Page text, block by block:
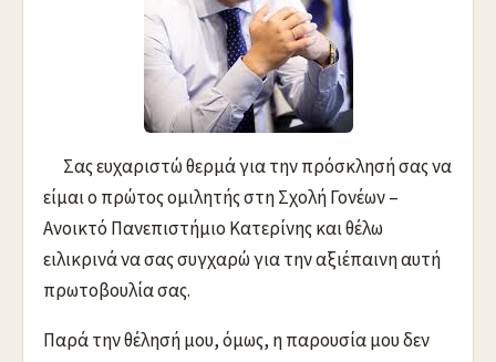
Σας ευχαριστώ θερμά για την πρόσκλησή σας να
είμαι ο πρώτος ομιλητής στη Σχολή Γονέων –
Ανοικτό Πανεπιστήμιο Κατερίνης και θέλω
ειλικρινά να σας συγχαρώ για την αξιέπαινη αυτή
πρωτοβουλία σας.
Παρά την θέλησή μου, όμως, η παρουσία μου δεν